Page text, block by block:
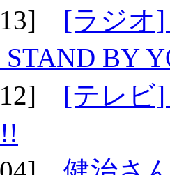
13] [ラジオ]
BY
12] [テレビ]